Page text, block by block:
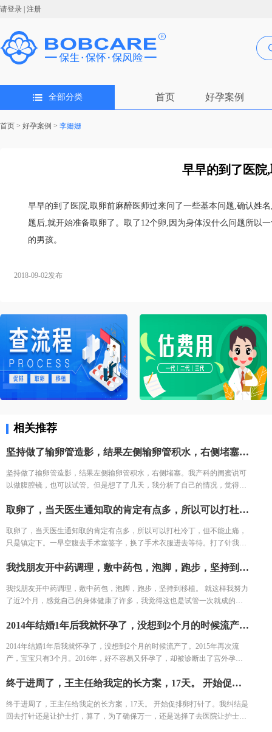
请登录 | 注册
全部分类 首页 好孕案例
首页 > 好孕案例 > 李姗姗
早早的到了医院
早早的到了医院,取卵前麻醉医师过来问了一些基本问题,确认姓
题后,就开始准备取卵了。取了12个卵,因为身体没什么问题所以
的男孩。
2018-09-02发布
相关推荐
坚持做了输卵管造影，结果左侧输卵管积水，右侧堵塞。我产科的闺蜜说可以做腹腔镜，也可以试管。但是想了了几天，我分析了自己的情况，觉得手术之后再尝试，万一没怀复发还是要去试管。再者也怕自己怀容易宫外孕，我家离三附院比较近，打算直接去三附院，试管了。
坚持做了输卵管造影，结果左侧输卵管积水，右侧堵塞。我产科的闺蜜说可
以做腹腔镜，也可以试管。但是想了了几天，我分析了自己的情况，觉得手
我家离三附院比较近，打算直接去三附院，试管了。
取卵了，当天医生通知取的肯定有点多，所以可以打杜冷丁，但不能止痛，只是镇定下。一早空腹去手术室签字，换了手术衣服进去等待。打了针我就躺床上等着，看着之前取卵的姐妹一个一个出来都哭了，我也怕的不行了。 结果出来了，取了22个，配对17个，结果冻胚5个囊胚1个。 取卵之后第三天，卵巢过度刺激征开始了，喝进去的水和食物根本排不出来。进去多出来少，可想而知多难受，短短几天，肚子如同怀孕几个月，全身鼓起来，吃不好睡不好。 由于积液严重，直接住院治疗，期间对几种治疗的药物全部过敏。每天只能挂葡萄糖，难受得想死。 最后听产科闺蜜建议，托人去医药公司买了人球白蛋白挂上，突然一晚跑了很多次厕所，第二天马上松快了许多。这关算是熬过去了。 补充下，造成卵巢过度刺激征的原因一个是因为年轻，卵巢敏感，受到大量药物刺激，激素水平失调，再者就是血液里的电解质缺失导致大量血液里的蛋白流失。
取卵了，当天医生通知取的肯定有点多，所以可以打杜冷丁，但不能止痛，
只是镇定下。一早空腹去手术室签字，换了手术衣服进去等待。打了针我就
结果出来了，取了22个，配对17个，结果冻胚5个囊胚1个。 取卵之后第三
少，可想而知多难受，短短几天，肚子如同怀孕几个月，全身鼓起来，吃不
好睡不好。 由于积液严重，直接住院治疗，期间对几种治疗的药物全部过
司买了人球白蛋白挂上，突然一晚跑了很多次厕所，第二天马上松快了许
轻，卵巢敏感，受到大量药物刺激，激素水平失调，再者就是血液里的电解
质缺失导致大量血液里的蛋白流失。
我找朋友开中药调理，敷中药包，泡脚，跑步，坚持到移植。 就这样我努力了近2个月，感觉自己的身体健康了许多，我觉得这也是试管一次就成的重要原因之一。 好不容易熬到了11月，B超医生一看内膜只有0.6cm，劝我取消移植，其实自己之前3次促排内膜都很好，这次内膜薄可能是因为周期长，内膜还没长起来，还有对补佳乐这个药根本不吸收，所以我还是坚持移植，医生说要平常心，但我看姐妹们的分享知道成功率可能只有1成不到了。 因为医生要求移植前三天每天塞2颗黄体酮，给移植做准备，我竟然忘了1次，又吓得不行，但是我想既然都到了现在，不想浪费这么多心血，再者调理了身体之后，我对自己有信心。 医生也就没说什么，直接签了风险书，等着隔天移植。 11月30号移植当天，我紧张半天，移植竟然一点感觉都没有。移植之后我直接回家了。
我找朋友开中药调理，敷中药包，泡脚，跑步，坚持到移植。 就这样我努力
了近2个月，感觉自己的身体健康了许多，我觉得这也是试管一次就成的重
移植，其实自己之前3次促排内膜都很好，这次内膜薄可能是因为周期长，
医生说要平常心，但我看姐妹们的分享知道成功率可能只有1成不到了。 因
为医生要求移植前三天每天塞2颗黄体酮，给移植做准备，我竟然忘了1次，
身体之后，我对自己有信心。 医生也就没说什么，直接签了风险书，等着隔
之后我直接回家了。
2014年结婚1年后我就怀孕了，没想到2个月的时候流产了。2015年再次流产，宝宝只有3个月。2016年，好不容易又怀孕了，却被诊断出了宫外孕。接下来的2年，一直没有怀孕的音信。 不知道为什么命运要一直这样折磨我，万般无奈下，我踏上了试管的旅途。 我拉着老公来到了郑大三附院的生殖中心。 初步问诊，医生给了我一叠厚厚的检查单。我按照检查单并对照着手上的纸张，一个窗口一个窗口的去检查了。这样检查的日子，一直持续了一个月，所有检查结果才凑齐。
2014年结婚1年后我就怀孕了，没想到2个月的时候流产了。2015年再次流
产，宝宝只有3个月。2016年，好不容易又怀孕了，却被诊断出了宫外孕。
我，万般无奈下，我踏上了试管的旅途。 我拉着老公来到了郑大三附院的生
手上的纸张，一个窗口一个窗口的去检查了。这样检查的日子，一直持续了
一个月，所有检查结果才凑齐。
终于进周了，王主任给我定的长方案，17天。 开始促排卵打针了。我纠结是回去打针还是让护士打，算了，为了确保万一，还是选择了去医院让护士打。今天去打针的人还是挺多的，再有耐心的护士也无法保持笑脸。给我打针的护士进到注射室的时候，满脸疲惫，但是还是耐心的给我打针了!
终于进周了，王主任给我定的长方案，17天。 开始促排卵打针了。我纠结是
回去打针还是让护士打，算了，为了确保万一，还是选择了去医院让护士